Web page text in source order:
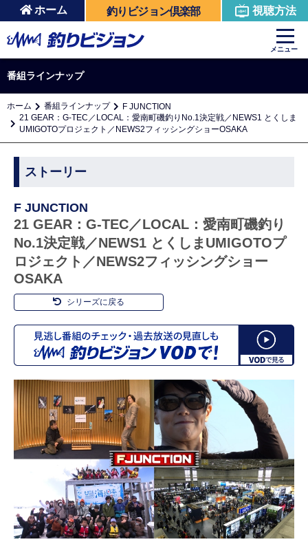
ホーム 釣りビジョン倶楽部 視聴方法
メニュー
番組ラインナップ
ホーム 番組ラインナップ
F JUNCTION
21 GEAR：G-TEC／LOCAL：愛南町磯釣りNo.1決定戦／NEWS1 とくしま
UMIGOTOプロジェクト／NEWS2フィッシングショーOSAKA
ストーリー
F JUNCTION
21 GEAR：G-TEC／LOCAL：愛南町磯釣り
No.1決定戦／NEWS1 とくしまUMIGOTOプ
ロジェクト／NEWS2フィッシングショー
OSAKA
シリーズに戻る